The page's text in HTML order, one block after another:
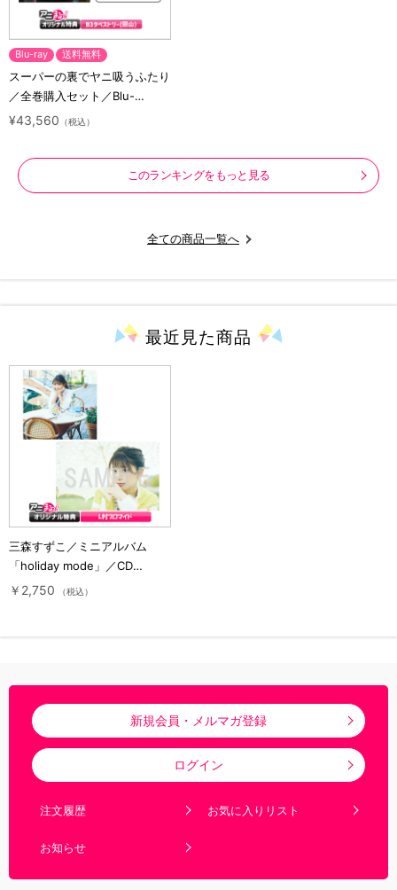
Blu-ray 送料無料
スーパーの裏でヤニ吸うふたり
／全巻購入セット／Blu-
ray（アニまるっ！オリジナル
¥43,560 （税込）
このランキングをもっと見る
全ての商品一覧へ
最近見た商品
三森すずこ／ミニアルバム
「holiday mode」／CD
ONLY（アニまるっ！オリジナ
￥2,750 （税込）
新規会員・メルマガ登録
ログイン
注文履歴 お気に入りリスト
お知らせ